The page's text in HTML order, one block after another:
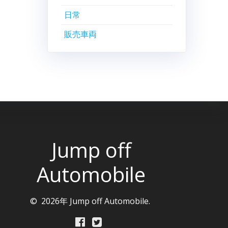
日常
販売車両
Jump off
Automobile
© 2026年 Jump off Automobile.